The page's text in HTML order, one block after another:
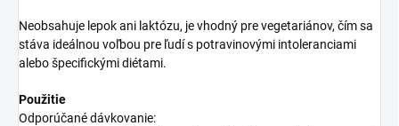
Neobsahuje lepok ani laktózu, je vhodný pre vegetariánov, čím sa
stáva ideálnou voľbou pre ľudí s potravinovými intoleranciami
alebo špecifickými diétami.
Použitie
Odporúčané dávkovanie: